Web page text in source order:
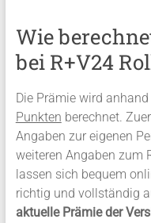
Wie
bei R+V24
Die Prämie wird
Punkten berechnet.
Angaben zur eigenen
weiteren Angaben zum
lassen sich bequem
richtig und vollständig
aktuelle Prämie der